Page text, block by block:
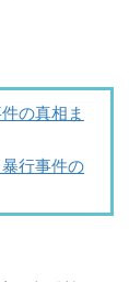
の真相ま
行事件の